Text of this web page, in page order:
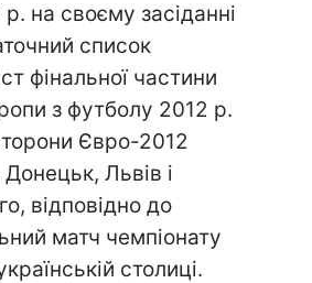
на своєму засіданні
список
фінальної частини
з футболу 2012 р.
Євро-2012
Львів і
відповідно до
матч чемпіонату
столиці.